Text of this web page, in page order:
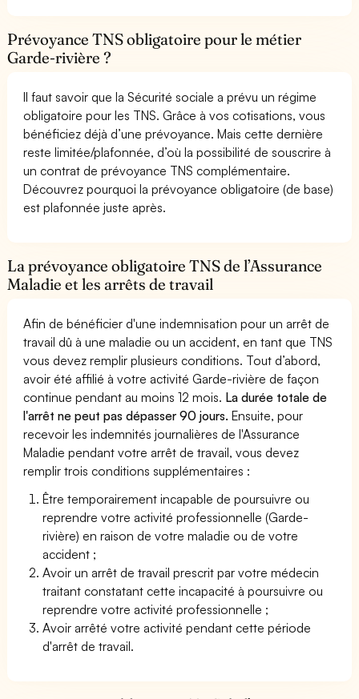
Prévoyance TNS obligatoire pour le métier
Garde-rivière ?
Il faut savoir que la Sécurité sociale a prévu un régime
obligatoire pour les TNS. Grâce à vos cotisations, vous
bénéficiez déjà d’une prévoyance. Mais cette dernière
reste limitée/plafonnée, d’où la possibilité de souscrire à
un contrat de prévoyance TNS complémentaire.
Découvrez pourquoi la prévoyance obligatoire (de base)
est plafonnée juste après.
La prévoyance obligatoire TNS de l’Assurance
Maladie et les arrêts de travail
Afin de bénéficier d'une indemnisation pour un arrêt de
travail dû à une maladie ou un accident, en tant que TNS
vous devez remplir plusieurs conditions. Tout d’abord,
avoir été affilié à votre activité Garde-rivière de façon
continue pendant au moins 12 mois. La durée totale de
l'arrêt ne peut pas dépasser 90 jours. Ensuite, pour
recevoir les indemnités journalières de l'Assurance
Maladie pendant votre arrêt de travail, vous devez
remplir trois conditions supplémentaires :
Être temporairement incapable de poursuivre ou
reprendre votre activité professionnelle (Garde-
rivière) en raison de votre maladie ou de votre
accident ;
Avoir un arrêt de travail prescrit par votre médecin
traitant constatant cette incapacité à poursuivre ou
reprendre votre activité professionnelle ;
Avoir arrêté votre activité pendant cette période
d'arrêt de travail.